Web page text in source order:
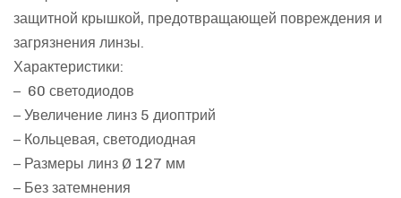
защитной крышкой, предотвращающей повреждения и
загрязнения линзы.
Характеристики:
– 60 светодиодов
– Увеличение линз 5 диоптрий
– Кольцевая, светодиодная
– Размеры линз Ø 127 мм
– Без затемнения